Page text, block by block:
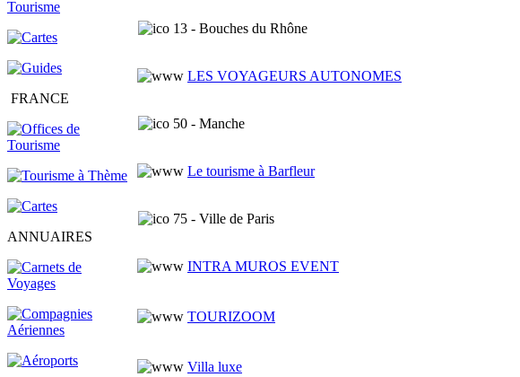
FRANCE
ANNUAIRES
13 - Bouches du Rhône
LES VOYAGEURS AUTONOMES
50 - Manche
Le tourisme à Barfleur
75 - Ville de Paris
INTRA MUROS EVENT
TOURIZOOM
Villa luxe